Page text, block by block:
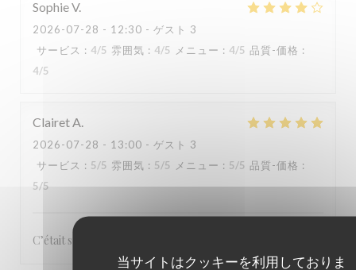
当サイトはクッキーを利用しておりま
SophieV
2026-07-28 - 12:30 - ゲスト 3
サービス : 4/5 雰囲気 : 4/5 メニュー : 4/5 品質-価格 :
4/5
ClairetA
2026-07-28 - 13:00 - ゲスト 3
サービス : 5/5 雰囲気 : 5/5 メニュー : 5/5 品質-価格 :
5/5
C’était super, le service, le repas rien à redire ! Merci